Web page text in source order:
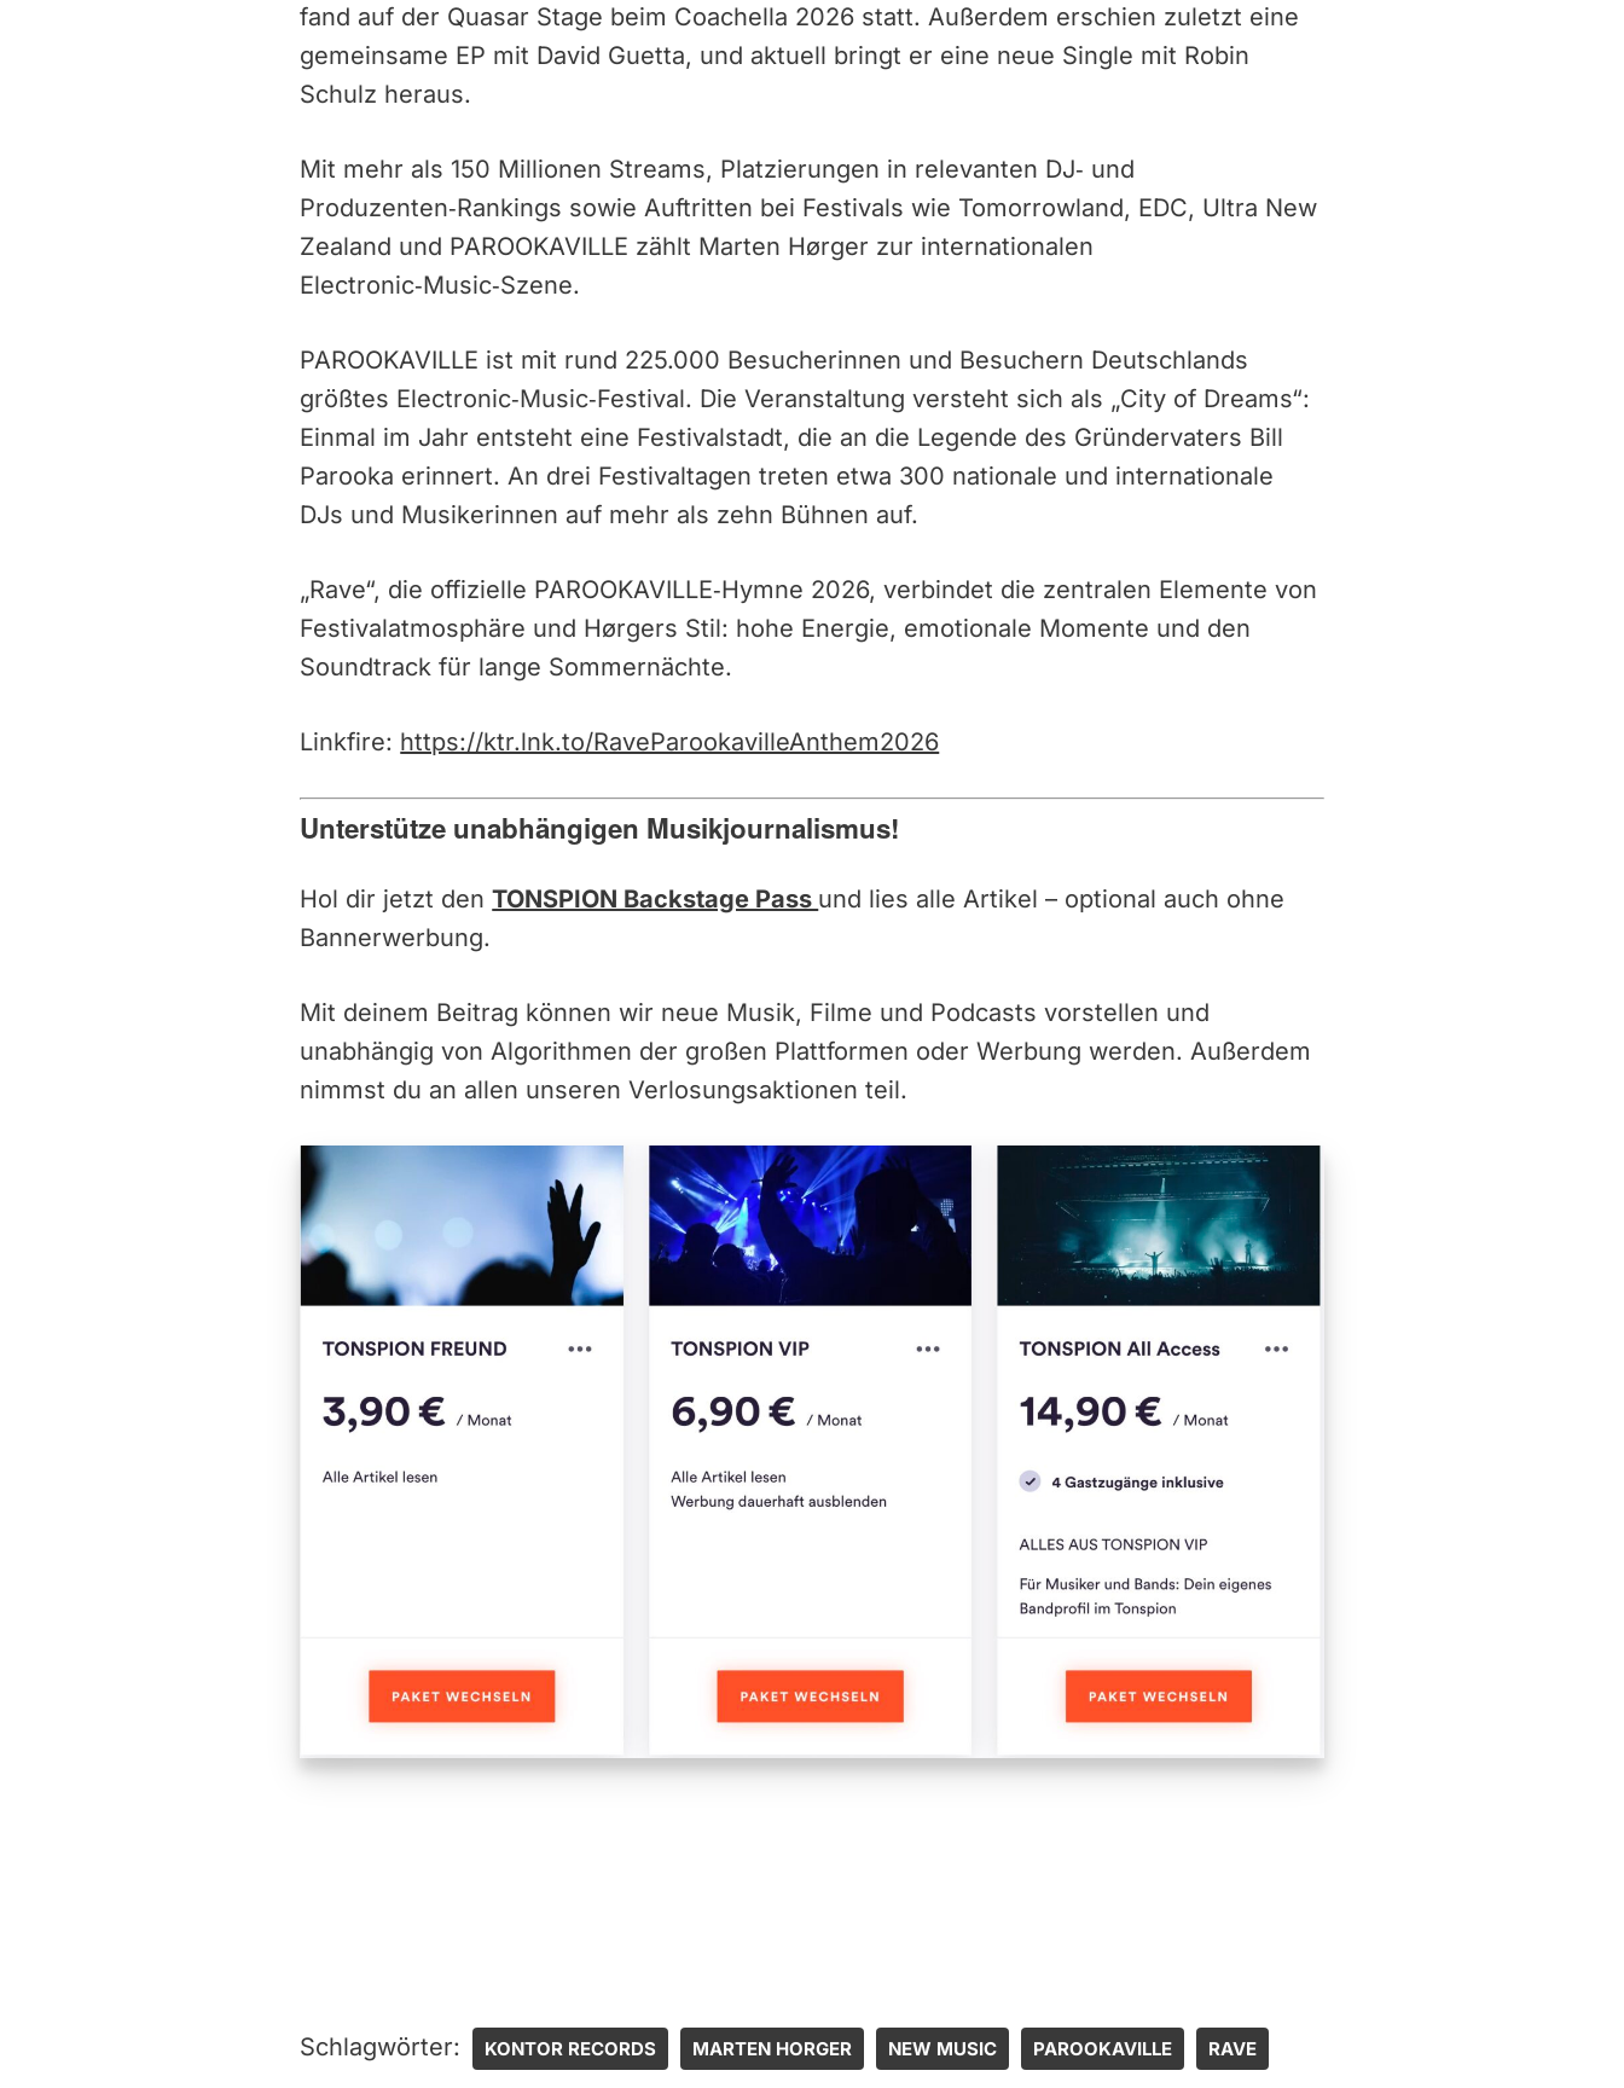
fand auf der Quasar Stage beim Coachella 2026 statt. Außerdem erschien zuletzt eine
gemeinsame EP mit David Guetta, und aktuell bringt er eine neue Single mit Robin
Schulz heraus.
Mit mehr als 150 Millionen Streams, Platzierungen in relevanten DJ‑ und
Produzenten‑Rankings sowie Auftritten bei Festivals wie Tomorrowland, EDC, Ultra New
Zealand und PAROOKAVILLE zählt Marten Hørger zur internationalen
Electronic‑Music‑Szene.
PAROOKAVILLE ist mit rund 225.000 Besucherinnen und Besuchern Deutschlands
größtes Electronic‑Music‑Festival. Die Veranstaltung versteht sich als „City of Dreams“:
Einmal im Jahr entsteht eine Festivalstadt, die an die Legende des Gründervaters Bill
Parooka erinnert. An drei Festivaltagen treten etwa 300 nationale und internationale
DJs und Musikerinnen auf mehr als zehn Bühnen auf.
„Rave“, die offizielle PAROOKAVILLE‑Hymne 2026, verbindet die zentralen Elemente von
Festivalatmosphäre und Hørgers Stil: hohe Energie, emotionale Momente und den
Soundtrack für lange Sommernächte.
Linkfire: https://ktr.lnk.to/RaveParookavilleAnthem2026
Unterstütze unabhängigen Musikjournalismus!
Hol dir jetzt denTONSPION Backstage Pass und lies alle Artikel – optional auch ohne
Bannerwerbung.
Mit deinem Beitrag können wir neue Musik, Filme und Podcasts vorstellen und
unabhängig von Algorithmen der großen Plattformen oder Werbung werden. Außerdem
nimmst du an allen unseren Verlosungsaktionen teil.
Schlagwörter: KONTOR RECORDS MARTEN HORGER NEW MUSIC PAROOKAVILLE RAVE